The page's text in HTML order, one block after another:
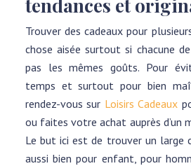
tendances et
Trouver des cadeaux pour
chose aisée surtout si chacune
pas les mêmes goûts. Pour
temps et surtout pour bien
rendez-vous sur Loisirs Cadeaux
ou faites votre achat auprès d’un
Le but ici est de trouver un large
aussi bien pour enfant, pour